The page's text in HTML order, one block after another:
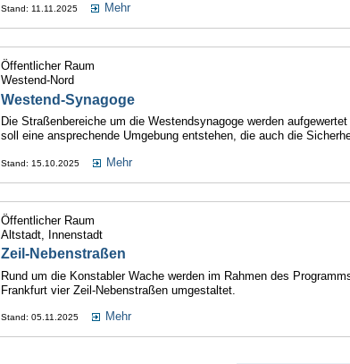
Stand: 11.11.2025 Mehr
Öffentlicher Raum
Westend-Nord
Westend-Synagoge
Die Straßenbereiche um die Westendsynagoge werden
soll eine ansprechende Umgebung entstehen, die auch die
Stand: 15.10.2025 Mehr
Öffentlicher Raum
Altstadt, Innenstadt
Zeil-Nebenstraßen
Rund um die Konstabler Wache werden im Rahmen des
Frankfurt vier Zeil-Nebenstraßen umgestaltet.
Stand: 05.11.2025 Mehr